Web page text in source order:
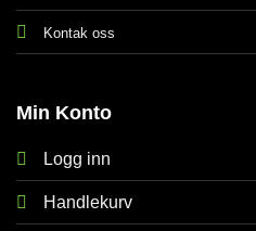
Kontak oss
Min Konto
Logg inn
Handlekurv